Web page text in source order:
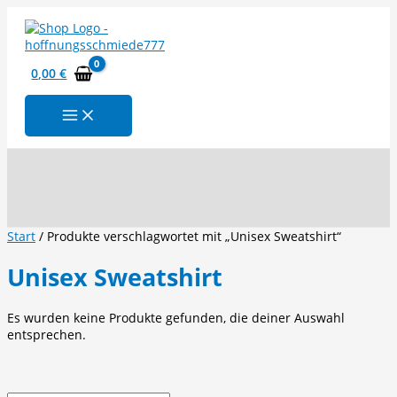
Inhalt
springen
0,00€
Start / Produkte verschlagwortet mit „Unisex Sweatshirt“
Unisex Sweatshirt
Es wurden keine Produkte gefunden, die deiner Auswahl
entsprechen.